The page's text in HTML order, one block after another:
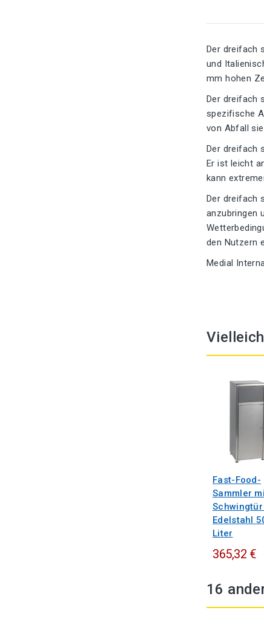
Der dreifach
und
mm hohen
Der dreifach
spezifische
von Abfall
Der dreifach
Er ist leicht
kann
Der dreifach
anzubringen
den Nutzern
Medial
Fast-Food-
Sammler
Edelstahl
Liter
365,32 €
16